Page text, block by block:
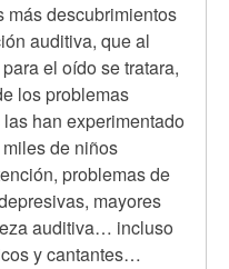
más descubrimientos
auditiva, que al
el oído se tratara,
los problemas
han experimentado
de niños
problemas de
mayores
auditiva… incluso
y cantantes…